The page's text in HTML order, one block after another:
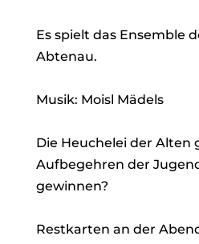
Es spielt das Ensemble
Abtenau.
Musik: Moisl Mädels
Die Heuchelei der Alten
Aufbegehren der
gewinnen?
Restkarten an der